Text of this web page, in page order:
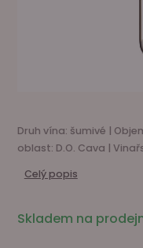
Druh vína: šumivé |
oblast: D.O. Cava |
Celý popis
Skladem na